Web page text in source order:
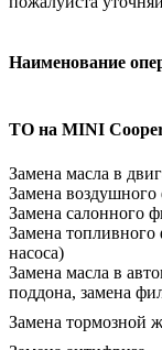
Наименование
ТО на MINI
Замена масла в
Замена воздушного
Замена салонного
Замена топливного
насоса)
Замена масла в
поддона, замена
Замена тормозной